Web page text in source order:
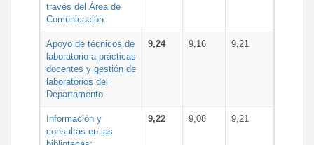
través del Área de
Comunicación
Apoyo de técnicos de
laboratorio a prácticas
docentes y gestión de
laboratorios del
Departamento
9,24 9,16 9,21
Información y
consultas en las
9,22 9,08 9,21